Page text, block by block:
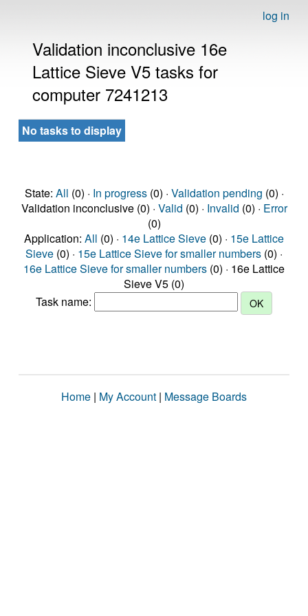
log in
Validation inconclusive 16e
Lattice Sieve V5 tasks for
computer 7241213
No tasks to display
State: All (0) · In progress(0) · Validation pending (0) ·
Validation inconclusive (0) · Valid (0) · Invalid (0) · Error
(0)
Application: All (0) · 14e Lattice Sieve (0) · 15e Lattice
Sieve (0) · 15e Lattice Sieve for smaller numbers (0) ·
16e Lattice Sieve for smaller numbers (0) · 16e Lattice
Sieve V5 (0)
Task name:
Home | My Account | Message Boards